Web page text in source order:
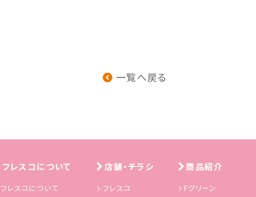
一覧へ戻る
フレスコについて
フレスコについて
店舗・チラシ
フレスコ
商品紹介
Fグリーン